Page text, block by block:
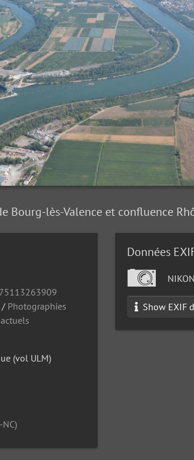
Bourg-lès-Valence et confluence
Photographies
(vol ULM)
Données
Show EXIF